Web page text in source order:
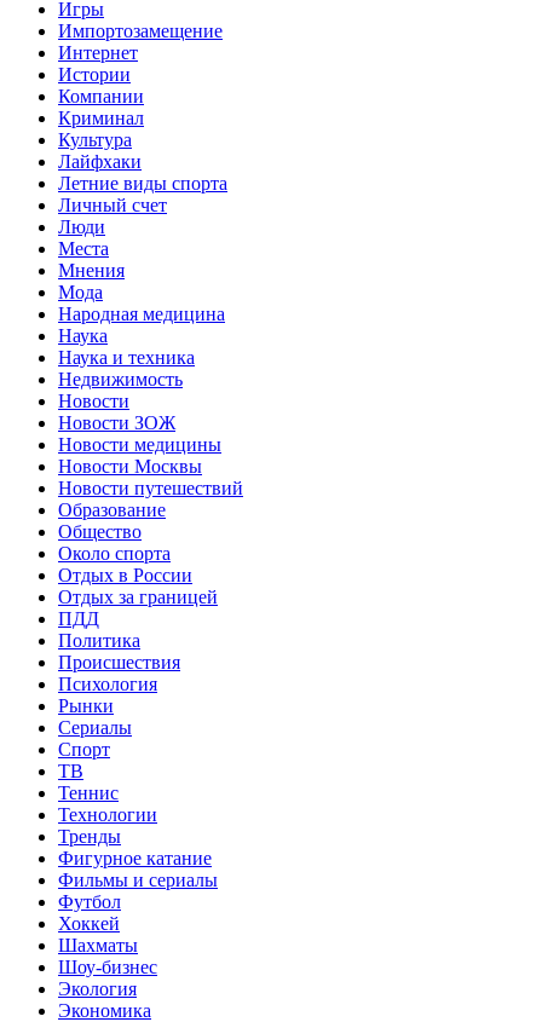
Игры
Импортозамещение
Интернет
Истории
Компании
Криминал
Культура
Лайфхаки
Летние виды спорта
Личный счет
Люди
Места
Мнения
Мода
Народная медицина
Наука
Наука и техника
Недвижимость
Новости
Новости ЗОЖ
Новости медицины
Новости Москвы
Новости путешествий
Образование
Общество
Около спорта
Отдых в России
Отдых за границей
ПДД
Политика
Происшествия
Психология
Рынки
Сериалы
Спорт
ТВ
Теннис
Технологии
Тренды
Фигурное катание
Фильмы и сериалы
Футбол
Хоккей
Шахматы
Шоу-бизнес
Экология
Экономика